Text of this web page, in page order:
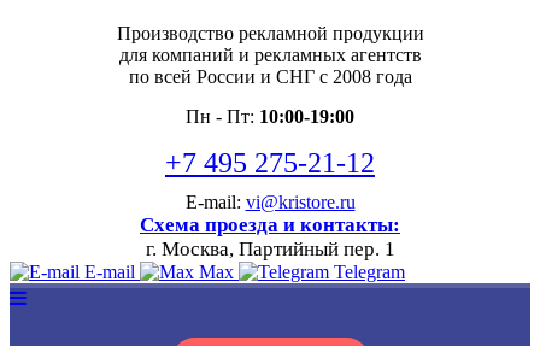
Производство рекламной продукции
для компаний и рекламных агентств
по всей России и СНГ с 2008 года
Пн - Пт: 10:00-19:00
+7 495 275-21-12
E-mail: vi@kristore.ru
Схема проезда и контакты:
г. Москва, Партийный пер. 1
E-mail Max Telegram